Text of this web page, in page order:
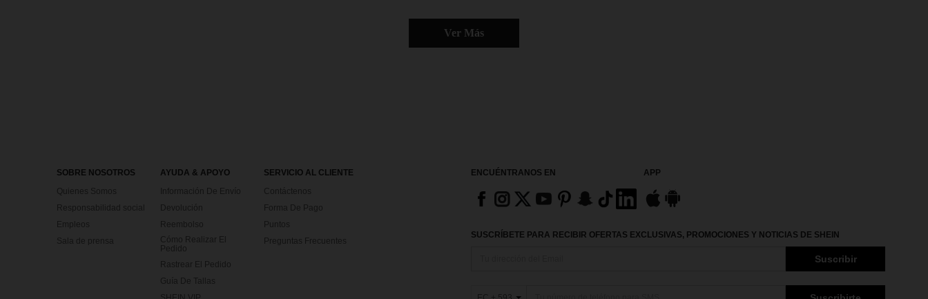
Ver Más
SOBRE NOSOTROS
Quienes Somos
Responsabilidad social
Empleos
Sala de prensa
AYUDA & APOYO
Información De Envío
Devolución
Reembolso
Cómo Realizar El
Pedido
Rastrear El Pedido
Guía De Tallas
SERVICIO AL CLIENTE
Contáctenos
Forma De Pago
Puntos
Preguntas Frecuentes
ENCUÉNTRANOS EN APP
SUSCRÍBETE PARA RECIBIR OFERTAS EXCLUSIVAS, PROMOCIONES Y NOTICIAS DE SHEIN
Suscribir